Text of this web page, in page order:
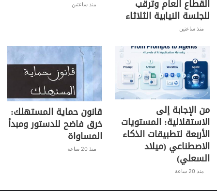
القطاع العام وترقب
للجلسة النيابية الثلاثاء
منذ ساعتين
منذ ساعتين
من الإجابة إلى
الاستقلالية: المستويات
الأربعة لتطبيقات الذكاء
الاصطناعي (ميلاد
السعلي)
منذ 20 ساعة
قانون حماية المستهلك:
خرق فاضح للدستور ومبدأ
المساواة
منذ 20 ساعة